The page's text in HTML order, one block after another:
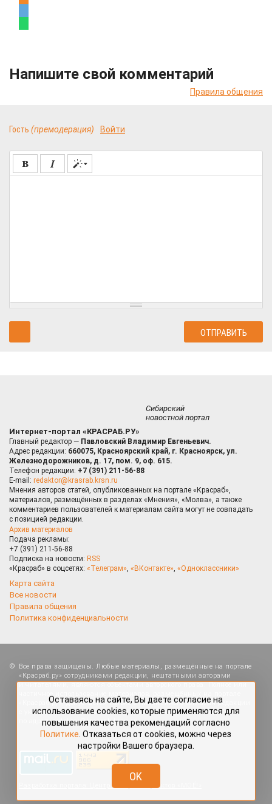
Напишите свой комментарий
Правила общения
Гость (премодерация) Войти
Сибирский
новостной портал
Интернет-портал «КРАСРАБ.РУ»
Главный редактор — Павловский Владимир Евгеньевич.
Адрес редакции: 660075, Красноярский край, г. Красноярск, ул.
Железнодорожников, д. 17, пом. 9, оф. 615.
Телефон редакции: +7 (391) 211-56-88
E-mail: redaktor@krasrab.krsn.ru
Мнения авторов статей, опубликованных на портале «Красраб»,
материалов, размещённых в разделах «Мнения», «Молва», а также
комментариев пользователей к материалам сайта могут не совпадать
с позицией редакции.
Архив материалов
Подача рекламы:
+7 (391) 211-56-88
Подписка на новости: RSS
«Красраб» в соцсетях: «Телеграм», «ВКонтакте», «Одноклассники»
Карта сайта
Все новости
Правила общения
Политика конфиденциальности
Все права защищены. Любые материалы, размещённые на портале
«Красраб.ру» сотрудниками редакции, нештатными авторами
частичное использование материалов, размещённых на портале
«Красраб.ру», допускается только с письменного согласия редакции
с указанием ссылки на источник. Все вопросы можно задать
по адресуredaktor@krasrab.krsn.ru.
Центр интернет-проектов «МОЁ!»
Оставаясь на сайте, Вы даете согласие на
использование cookies, которые применяются для
повышения качества рекомендаций согласно
Политике. Отказаться от cookies, можно через
настройки Вашего браузера.
OK